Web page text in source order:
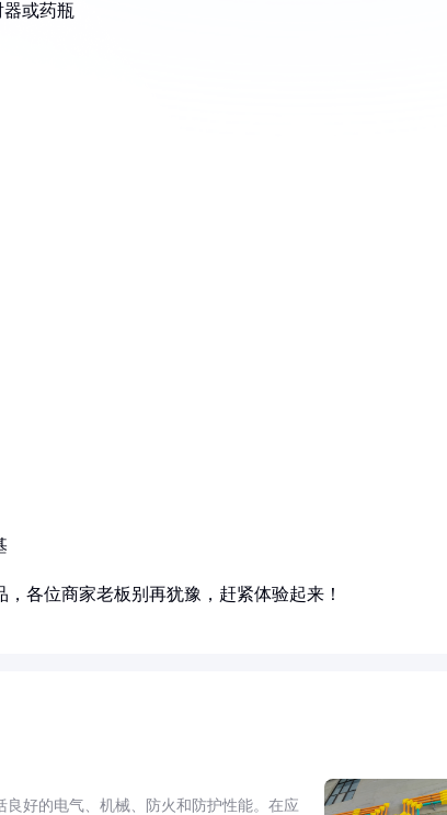
器或药瓶
各位商家老板别再犹豫，赶紧体验起来！
好的电气、机械、防火和防护性能。在应